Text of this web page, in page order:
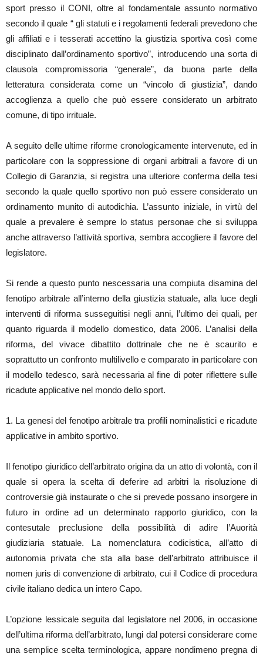
sport presso il CONI, oltre al fondamentale assunto normativo
secondo il quale “ gli statuti e i regolamenti federali prevedono che
gli affiliati e i tesserati accettino la giustizia sportiva così come
disciplinato dall’ordinamento sportivo”, introducendo una sorta di
clausola compromissoria “generale”, da buona parte della
letteratura considerata come un “vincolo di giustizia”, dando
accoglienza a quello che può essere considerato un arbitrato
comune, di tipo irrituale.
A seguito delle ultime riforme cronologicamente intervenute, ed in
particolare con la soppressione di organi arbitrali a favore di un
Collegio di Garanzia, si registra una ulteriore conferma della tesi
secondo la quale quello sportivo non può essere considerato un
ordinamento munito di autodichia. L’assunto iniziale, in virtù del
quale a prevalere è sempre lo status personae che si sviluppa
anche attraverso l’attività sportiva, sembra accogliere il favore del
legislatore.
Si rende a questo punto nescessaria una compiuta disamina del
fenotipo arbitrale all’interno della giustizia statuale, alla luce degli
interventi di riforma susseguitisi negli anni, l’ultimo dei quali, per
quanto riguarda il modello domestico, data 2006. L’analisi della
riforma, del vivace dibattito dottrinale che ne è scaurito e
soprattutto un confronto multilivello e comparato in particolare con
il modello tedesco, sarà necessaria al fine di poter riflettere sulle
ricadute applicative nel mondo dello sport.
1. La genesi del fenotipo arbitrale tra profili nominalistici e ricadute
applicative in ambito sportivo.
Il fenotipo giuridico dell’arbitrato origina da un atto di volontà, con il
quale si opera la scelta di deferire ad arbitri la risoluzione di
controversie già instaurate o che si prevede possano insorgere in
futuro in ordine ad un determinato rapporto giuridico, con la
contesutale preclusione della possibilità di adire l’Auorità
giudiziaria statuale. La nomenclatura codicistica, all’atto di
autonomia privata che sta alla base dell’arbitrato attribuisce il
nomen juris di convenzione di arbitrato, cui il Codice di procedura
civile italiano dedica un intero Capo.
L’opzione lessicale seguita dal legislatore nel 2006, in occasione
dell’ultima riforma dell’arbitrato, lungi dal potersi considerare come
una semplice scelta terminologica, appare nondimeno pregna di